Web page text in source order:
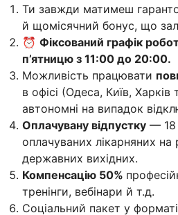
Ти завжди матимеш
й щомісячний бонус, що
⏰ Фіксований графік
п’ятницю з 11:00 до 20:00.
Можливість працювати
в офісі (Одеса, Київ,
автономні на випадок
Оплачувану відпустку — 18
оплачуваних лікарняних на
державних вихідних.
Компенсацію 50%
тренінги, вебінари й т.д.
Соціальний пакет у форматі